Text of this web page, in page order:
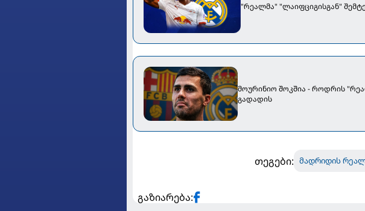
"რეალმა" "ლაიფციგისგან"
მოურინიო შოკშია - როდრის
გადადის
თეგები: მადრიდის
გაზიარება: